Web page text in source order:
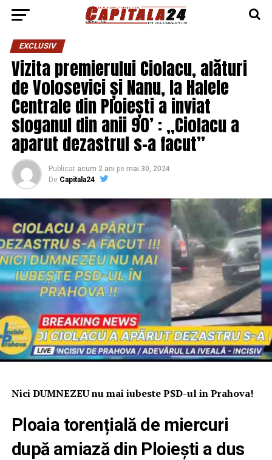
EXCLUSIV
Vizita premierului Ciolacu, alături
de Volosevici și Nanu, la Halele
Centrale din Ploiești a inviat
sloganul din anii 90’ : „Ciolacu a
aparut dezastrul s-a facut”
Publicat acum 2 ani pe mai 30, 2024
De Capitala24
Nici DUMNEZEU nu mai iubeste PSD-ul in Prahova!
Ploaia torențială de miercuri
după amiază din Ploiești a dus